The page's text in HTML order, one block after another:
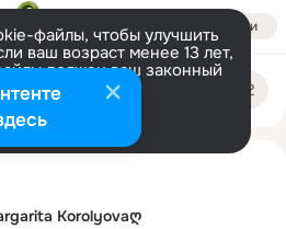
Войти
файлы, чтобы улучшить
ваш возраст менее 13 лет,
должен ваш законный
информации
Настроить
Korolyovaღ